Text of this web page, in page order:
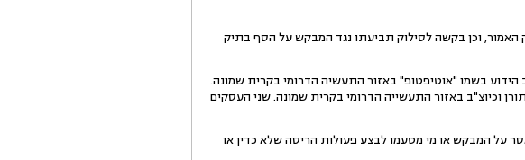
בתיק אזרחי 241-07 ומתן פסק דין נגדו בתיק האמור, וכן בקשה לסילוק תביעתו נגד המבקש על הסף בתיק
בשמו "אוטיפטופ" באזור התעשיה הדרומי בקרית שמונה.
וכיוצ"ב באזור התעשייה הדרומי בקרית שמונה. שני העסקים
על המבקש או מי מטעמו לבצע פעולות הריסה שלא כדין או